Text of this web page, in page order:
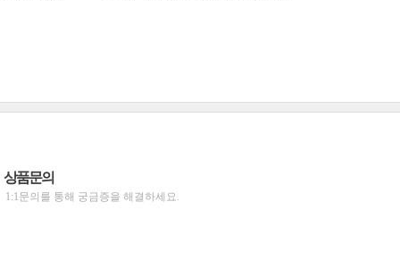
상품문의
1:1문의를 통해 궁금증을 해결하세요.